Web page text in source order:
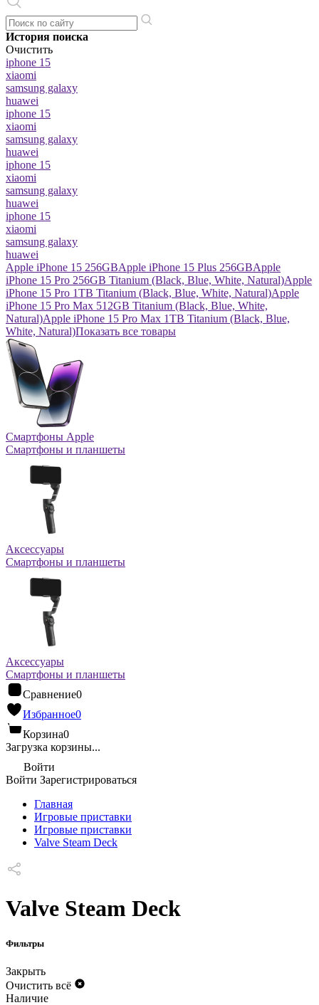
История поиска
Очистить
iphone 15
xiaomi
samsung galaxy
huawei
iphone 15
xiaomi
samsung galaxy
huawei
iphone 15
xiaomi
samsung galaxy
huawei
iphone 15
xiaomi
samsung galaxy
huawei
Apple iPhone 15 256GBApple iPhone 15 Plus 256GBApple
iPhone 15 Pro 256GB Titanium (Black, Blue, White, Natural)Apple
iPhone 15 Pro 1TB Titanium (Black, Blue, White, Natural)Apple
iPhone 15 Pro Max 512GB Titanium (Black, Blue, White,
Natural)Apple iPhone 15 Pro Max 1TB Titanium (Black, Blue,
White, Natural)Показать все товары
Смартфоны Apple
Смартфоны и планшеты
Аксессуары
Смартфоны и планшеты
Аксессуары
Смартфоны и планшеты
Сравнение0
Избранное0
Корзина0
Загрузка корзины...
Войти
Войти Зарегистрироваться
Главная
Игровые приставки
Игровые приставки
Valve Steam Deck
Valve Steam Deck
Фильтры
Закрыть
Очистить всё
Наличие